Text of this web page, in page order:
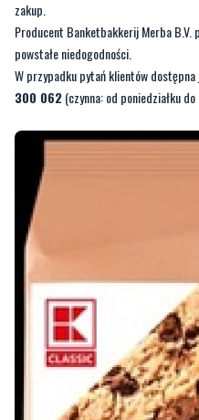
FirmaKaufland zareagowała
sprzedaży. Produktmożna
także bez okazywania
zakup.
Producent Banketbakkerij Merba
W przypadku pytań klientów
300 062
(czynna: od poniedziałku